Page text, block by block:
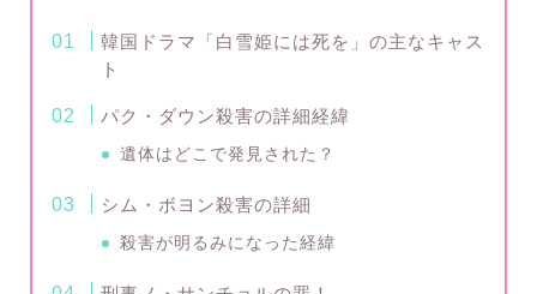
韓国ドラマ「白雪姫には死を」の主なキャス
ト
パク・ダウン殺害の詳細経緯
遺体はどこで発見された？
シム・ボヨン殺害の詳細
殺害が明るみになった経緯